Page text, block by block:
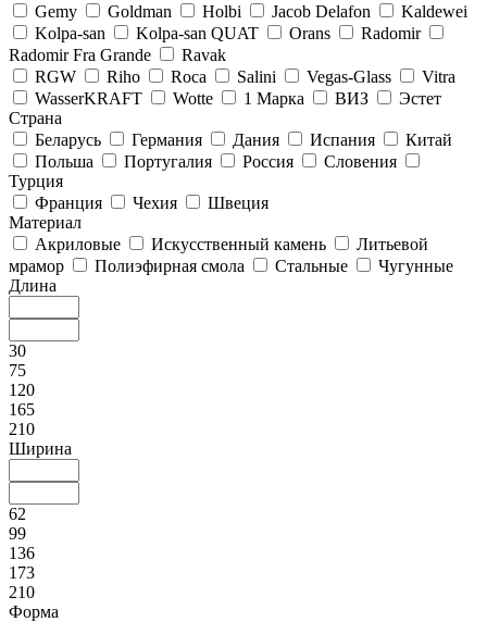
Gemy
Goldman Holbi Jacob Delafon
Kaldewei
Kolpa-san
Kolpa-san QUAT Orans
Radomir
Radomir Fra Grande
Ravak
RGW
Riho Roca Salini Vegas-Glass
Vitra
WasserKRAFT
Wotte 1 Марка ВИЗ
Эстет
Страна
Беларусь
Германия Дания Испания
Китай
Польша
Португалия Россия
Словения
Турция
Франция
Чехия
Швеция
Материал
Акриловые
Искусственный камень
Литьевой
мрамор
Полиэфирная смола Стальные
Чугунные
Длина
30
75
120
165
210
Ширина
62
99
136
173
210
Форма